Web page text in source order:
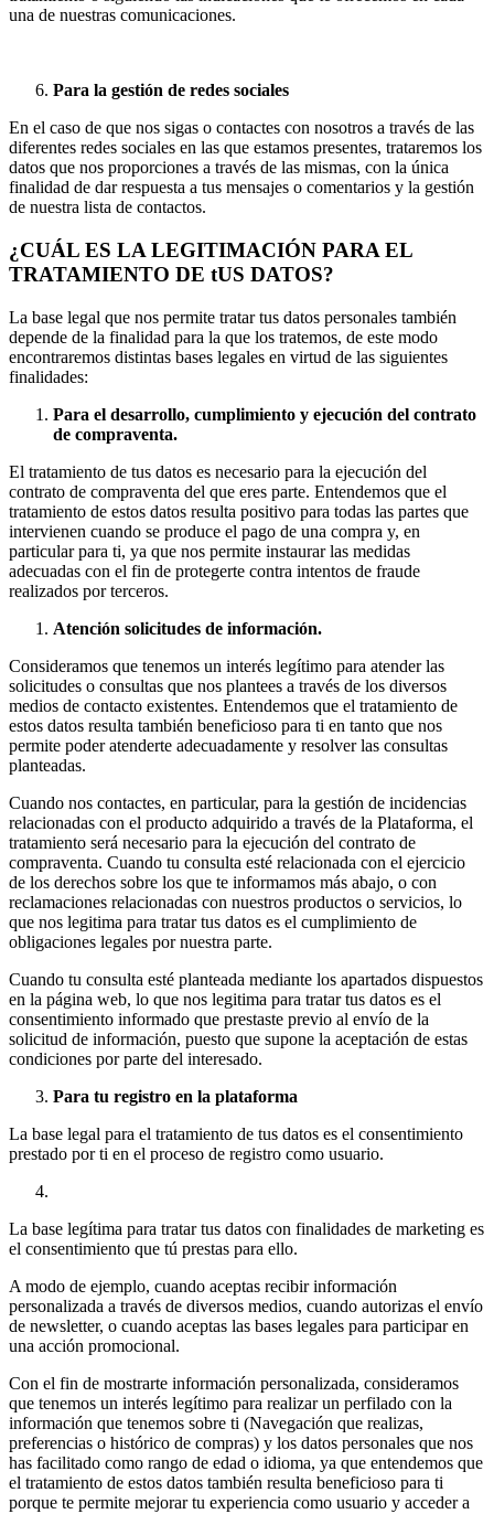
una de nuestras comunicaciones.
Para la gestión de redes sociales
En el caso de que nos sigas o contactes con nosotros a través de las
diferentes redes sociales en las que estamos presentes, trataremos los
datos que nos proporciones a través de las mismas, con la única
finalidad de dar respuesta a tus mensajes o comentarios y la gestión
de nuestra lista de contactos.
¿CUÁL ES LA LEGITIMACIÓN PARA EL
TRATAMIENTO DE tUS DATOS?
La base legal que nos permite tratar tus datos personales también
depende de la finalidad para la que los tratemos, de este modo
encontraremos distintas bases legales en virtud de las siguientes
finalidades:
Para el desarrollo, cumplimiento y ejecución del contrato
de compraventa.
El tratamiento de tus datos es necesario para la ejecución del
contrato de compraventa del que eres parte. Entendemos que el
tratamiento de estos datos resulta positivo para todas las partes que
intervienen cuando se produce el pago de una compra y, en
particular para ti, ya que nos permite instaurar las medidas
adecuadas con el fin de protegerte contra intentos de fraude
realizados por terceros.
Atención solicitudes de información.
Consideramos que tenemos un interés legítimo para atender las
solicitudes o consultas que nos plantees a través de los diversos
medios de contacto existentes. Entendemos que el tratamiento de
estos datos resulta también beneficioso para ti en tanto que nos
permite poder atenderte adecuadamente y resolver las consultas
planteadas.
Cuando nos contactes, en particular, para la gestión de incidencias
relacionadas con el producto adquirido a través de la Plataforma, el
tratamiento será necesario para la ejecución del contrato de
compraventa. Cuando tu consulta esté relacionada con el ejercicio
de los derechos sobre los que te informamos más abajo, o con
reclamaciones relacionadas con nuestros productos o servicios, lo
que nos legitima para tratar tus datos es el cumplimiento de
obligaciones legales por nuestra parte.
Cuando tu consulta esté planteada mediante los apartados dispuestos
en la página web, lo que nos legitima para tratar tus datos es el
consentimiento informado que prestaste previo al envío de la
solicitud de información, puesto que supone la aceptación de estas
condiciones por parte del interesado.
Para tu registro en la plataforma
La base legal para el tratamiento de tus datos es el consentimiento
prestado por ti en el proceso de registro como usuario.
La base legítima para tratar tus datos con finalidades de marketing es
el consentimiento que tú prestas para ello.
A modo de ejemplo, cuando aceptas recibir información
personalizada a través de diversos medios, cuando autorizas el envío
de newsletter, o cuando aceptas las bases legales para participar en
una acción promocional.
Con el fin de mostrarte información personalizada, consideramos
que tenemos un interés legítimo para realizar un perfilado con la
información que tenemos sobre ti (Navegación que realizas,
preferencias o histórico de compras) y los datos personales que nos
has facilitado como rango de edad o idioma, ya que entendemos que
el tratamiento de estos datos también resulta beneficioso para ti
porque te permite mejorar tu experiencia como usuario y acceder a